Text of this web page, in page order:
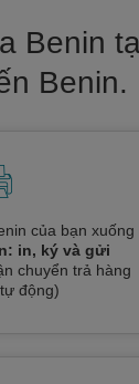
Benin
Benin.
của bạn xuống
in, ký và gửi
chuyển trả hàng
động)